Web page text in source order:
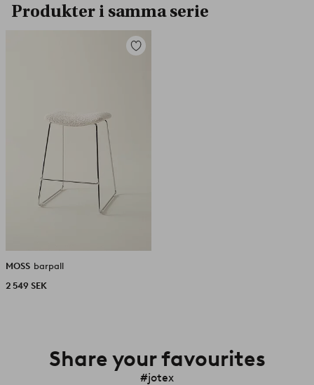
Produkter i samma serie
Lägg
MOSS barpall
2 549 SEK
Share your favourites
#jotex